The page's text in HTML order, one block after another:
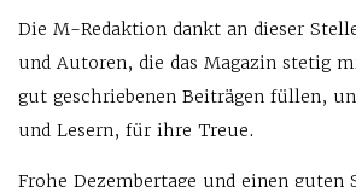
Die M-Redaktion dankt an dieser
und Autoren, die das Magazin stetig
gut geschriebenen Beiträgen füllen,
und Lesern, für ihre Treue.
Frohe Dezembertage und einen guten